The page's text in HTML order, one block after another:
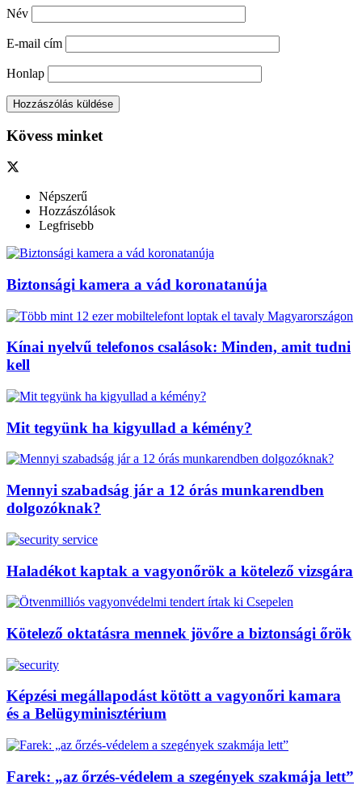
Név
E-mail cím
Honlap
Kövess minket
Népszerű
Hozzászólások
Legfrisebb
Biztonsági kamera a vád koronatanúja
Kínai nyelvű telefonos csalások: Minden, amit tudni
kell
Mit tegyünk ha kigyullad a kémény?
Mennyi szabadság jár a 12 órás munkarendben
dolgozóknak?
Haladékot kaptak a vagyonőrök a kötelező vizsgára
Kötelező oktatásra mennek jövőre a biztonsági őrök
Képzési megállapodást kötött a vagyonőri kamara
és a Belügyminisztérium
Farek: „az őrzés-védelem a szegények szakmája lett”